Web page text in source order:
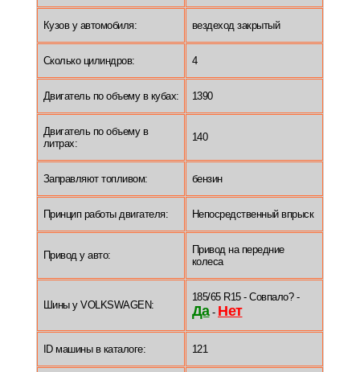
Кузов у автомобиля: вездеход закрытый
Сколько цилиндров: 4
Двигатель по объему в кубах: 1390
Двигатель по объему в
литрах:
140
Заправляют топливом: бензин
Принцип работы двигателя: Непосредственный впрыск
Привод у авто:
Привод на передние
колеса
Шины у VOLKSWAGEN:
185/65 R15 - Совпало? -
Да- Нет
ID машины в каталоге: 121